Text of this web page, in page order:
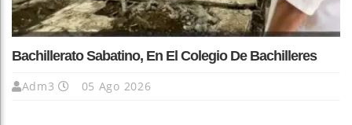
Bachillerato Sabatino, En El Colegio De Bachilleres
Adm3 05 Ago 2026